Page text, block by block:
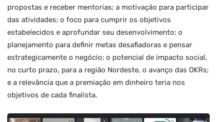
propostas e receber mentorias; a motivação para participar
das atividades; o foco para cumprir os objetivos
estabelecidos e aprofundar seu desenvolvimento; o
planejamento para definir metas desafiadoras e pensar
estrategicamente o negócio; o potencial de impacto social,
no curto prazo, para a região Nordeste, o avanço das OKRs;
e a relevância que a premiação em dinheiro teria nos
objetivos de cada finalista.